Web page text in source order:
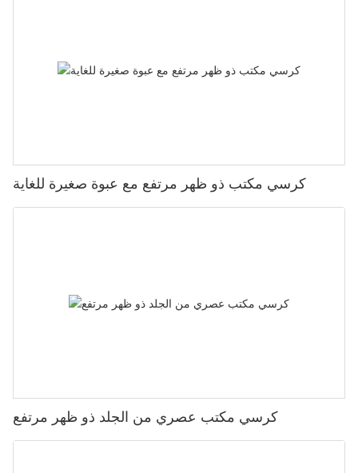
كرسي مكتب ذو ظهر مرتفع مع عبوة صغيرة للغاية
كرسي مكتب عصري من الجلد ذو ظهر مرتفع